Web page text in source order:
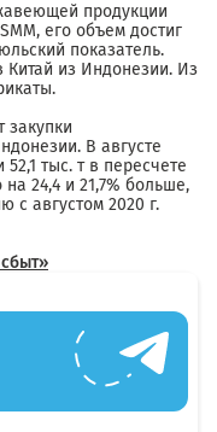
продукции
его объем достиг
показатель.
Китай из Индонезии. Из
закупки
В августе
тыс. т в пересчете
24,4 и 21,7% больше,
с августом 2020 г.